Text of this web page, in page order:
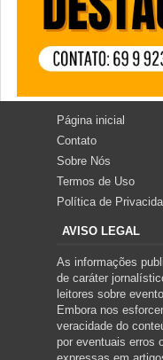
Página inicial
Contato
Sobre Nós
Termos de Uso
Política de
AVISO LEGAL
As informações
de caráter
leitores sobre
Embora nos
veracidade do
por eventuais erros